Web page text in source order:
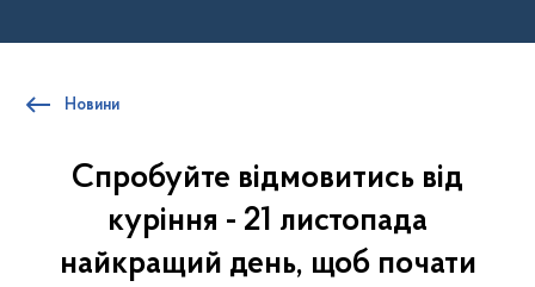
Новини
Спробуйте відмовитись від
куріння - 21 листопада
найкращий день, щоб почати